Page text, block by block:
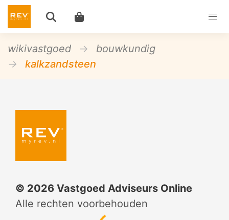
wikivastgoed
bouwkundig
kalkzandsteen
© 2026 Vastgoed Adviseurs Online
Alle rechten voorbehouden